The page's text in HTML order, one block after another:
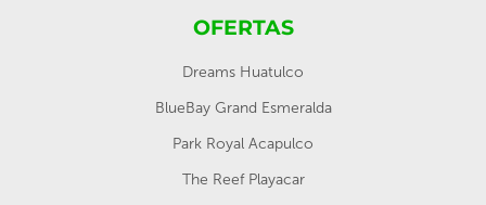
OFERTAS
Dreams Huatulco
BlueBay Grand Esmeralda
Park Royal Acapulco
The Reef Playacar